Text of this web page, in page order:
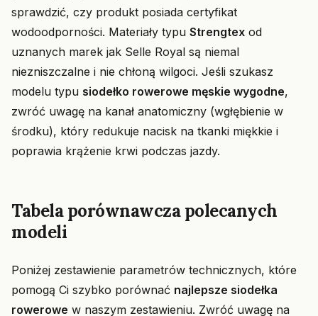
sprawdzić, czy produkt posiada certyfikat
wodoodporności. Materiały typu Strengtex od
uznanych marek jak Selle Royal są niemal
niezniszczalne i nie chłoną wilgoci. Jeśli szukasz
modelu typu siodełko rowerowe męskie wygodne,
zwróć uwagę na kanał anatomiczny (wgłębienie w
środku), który redukuje nacisk na tkanki miękkie i
poprawia krążenie krwi podczas jazdy.
Tabela porównawcza polecanych
modeli
Poniżej zestawienie parametrów technicznych, które
pomogą Ci szybko porównać najlepsze siodełka
rowerowe w naszym zestawieniu. Zwróć uwagę na